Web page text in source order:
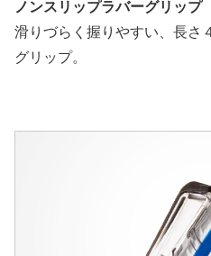
ノンスリップラバーグリップ
滑りづらく握りやすい、長さ
グリップ。